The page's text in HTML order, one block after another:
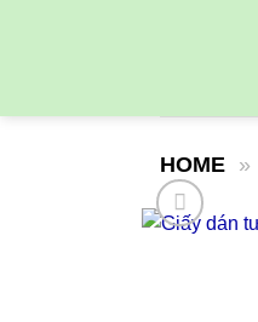
HOME »